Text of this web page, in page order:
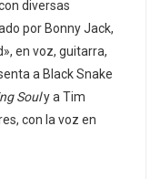
diversas
por Bonny Jack,
en voz, guitarra,
a Black Snake
Souly a Tim
con la voz en